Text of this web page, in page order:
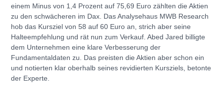
einem Minus von 1,4 Prozent auf 75,69 Euro zählten die Aktien
zu den schwächeren im Dax. Das Analysehaus MWB Research
hob das Kursziel von 58 auf 60 Euro an, strich aber seine
Halteempfehlung und rät nun zum Verkauf. Abed Jared billigte
dem Unternehmen eine klare Verbesserung der
Fundamentaldaten zu. Das preisten die Aktien aber schon ein
und notierten klar oberhalb seines revidierten Kursziels, betonte
der Experte.